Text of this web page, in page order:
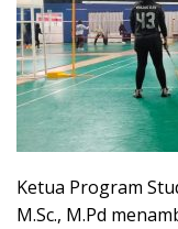
Ketua Program
M.Sc., M.Pd